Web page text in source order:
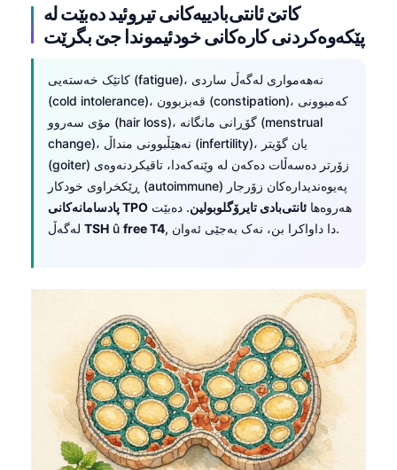
کاتێ ئانتی‌بادییەکانی تیروئید دەبێت لە
پێکەوەکردنی کارەکانی خودئیموندا جێ بگرێت
کاتێک خەستەیی (fatigue)، نەهەمواری لەگەڵ ساردی
(cold intolerance)، قەبزبوون (constipation)، کەمبوونی
مۆی سەروو (hair loss)، گۆڕانی مانگانە (menstrual
change)، نەهێڵبوونی منداڵ (infertility)، یان گۆیتر
(goiter) زۆرتر دەسەڵات دەکەن لە وێنەکەدا، تاقیکردنەوەی
ڕێکخراوی خودکار (autoimmune) پەیوەندیدارەکان زۆرجار
پادسامانەکانى TPO
هەروەها ئانتی‌بادی تایرۆگلوبولین. دەبێت
TSH û free T4 , دا داواکرا بن، نەک بەجێی ئەوان.
فارسی
Български
Dansk
Nederlands
हिन्दी
Bahasa Indonesia
Հայերեն
Српски језик
Svenska
Bosanski
Azərbaycan dili
Eesti
日本語
Čeština
ქართული